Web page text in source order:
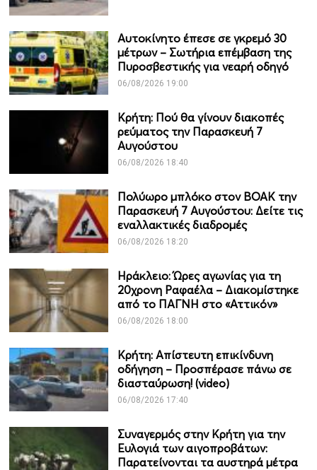
Αυτοκίνητο έπεσε σε γκρεμό 30
μέτρων – Σωτήρια επέμβαση της
Πυροσβεστικής για νεαρή οδηγό
06/08/2026 19:00
Κρήτη: Πού θα γίνουν διακοπές
ρεύματος την Παρασκευή 7
Αυγούστου
06/08/2026 18:40
Πολύωρο μπλόκο στον ΒΟΑΚ την
Παρασκευή 7 Αυγούστου: Δείτε τις
εναλλακτικές διαδρομές
06/08/2026 18:20
Ηράκλειο: Ώρες αγωνίας για τη
20χρονη Ραφαέλα – Διακομίστηκε
από το ΠΑΓΝΗ στο «Αττικόν»
06/08/2026 18:00
Κρήτη: Απίστευτη επικίνδυνη
οδήγηση – Προσπέρασε πάνω σε
διασταύρωση! (video)
06/08/2026 17:40
Συναγερμός στην Κρήτη για την
Ευλογιά των αιγοπροβάτων:
Παρατείνονται τα αυστηρά μέτρα